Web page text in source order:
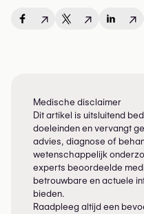
↗ ↗ ↗
Medische disclaimer
Dit artikel is uitsluitend
doeleinden en vervangt
advies, diagnose of
wetenschappelijk
experts beoordeelde
betrouwbare en actuele
bieden.
Raadpleeg altijd een